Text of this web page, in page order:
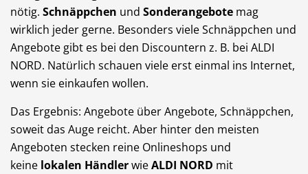
Dienstleistungen Freie Berufe
Veranstaltungskalender Lokale Empfehlungen
nötig. Schnäppchen und Sonderangebote mag
wirklich jeder gerne. Besonders viele Schnäppchen und
Angebote gibt es bei den Discountern z. B. bei ALDI
NORD. Natürlich schauen viele erst einmal ins Internet,
wenn sie einkaufen wollen.
Das Ergebnis: Angebote über Angebote, Schnäppchen,
soweit das Auge reicht. Aber hinter den meisten
Angeboten stecken reine Onlineshops und
keine lokalen HändlerwieALDI NORD mit